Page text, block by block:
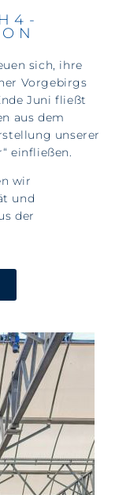
sich, ihre
Vorgebirgs
Juni fließt
aus dem
unserer
einfließen.
wir
und
der